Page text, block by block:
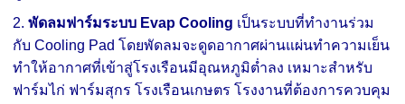
2.พัดลมฟาร์มระบบ Evap Cooling เป็นระบบที่ทำงานร่วม
กับ Cooling Pad โดยพัดลมจะดูดอากาศผ่านแผ่นทำความเย็น
ทำให้อากาศที่เข้าสู่โรงเรือนมีอุณหภูมิต่ำลง เหมาะสำหรับ
ฟาร์มไก่ ฟาร์มสุกร โรงเรือนเกษตร โรงงานที่ต้องการควบคุม